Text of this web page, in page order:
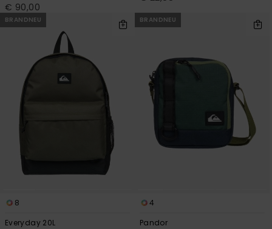
€ 90,00
BRANDNEU
8
Everyday 20L
BRANDNEU
4
Pandor